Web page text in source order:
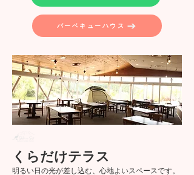
バーベキューハウス
くらだけテラス
​明るい日の光が差し込む、心地よいスペースです。​